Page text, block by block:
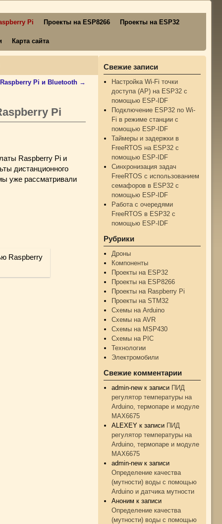
Pi Проекты на ESP8266 Проекты на ESP32
Карта сайта
Pi и Bluetooth →
Pi
Raspberry Pi и
дистанционного
уже рассматривали
Свежие записи
Настройка Wi-Fi точки
доступа (AP) на ESP32 с
помощью ESP-IDF
Подключение ESP32 по Wi-
Fi в режиме станции с
помощью ESP-IDF
Таймеры и задержки в
FreeRTOS на ESP32 с
помощью ESP-IDF
Синхронизация задач
FreeRTOS с использованием
семафоров в ESP32 с
помощью ESP-IDF
Работа с очередями
FreeRTOS в ESP32 с
помощью ESP-IDF
Рубрики
Дроны
Компоненты
Проекты на ESP32
Проекты на ESP8266
Проекты на Raspberry Pi
Проекты на STM32
Схемы на Arduino
Схемы на AVR
Схемы на MSP430
Схемы на PIC
Технологии
Электромобили
Свежие комментарии
admin-newк записи ПИД
регулятор температуры на
Arduino, термопаре и модуле
MAX6675
ALEXEY к записи ПИД
регулятор температуры на
Arduino, термопаре и модуле
MAX6675
admin-newк записи
Определение качества
(мутности) воды с помощью
Arduino и датчика мутности
Аноним к записи
Определение качества
(мутности) воды с помощью